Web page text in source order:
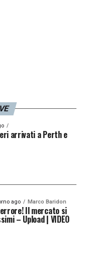
arrivati a Perth e
ago Marco Baridon
Il mercato si
– Upload | VIDEO